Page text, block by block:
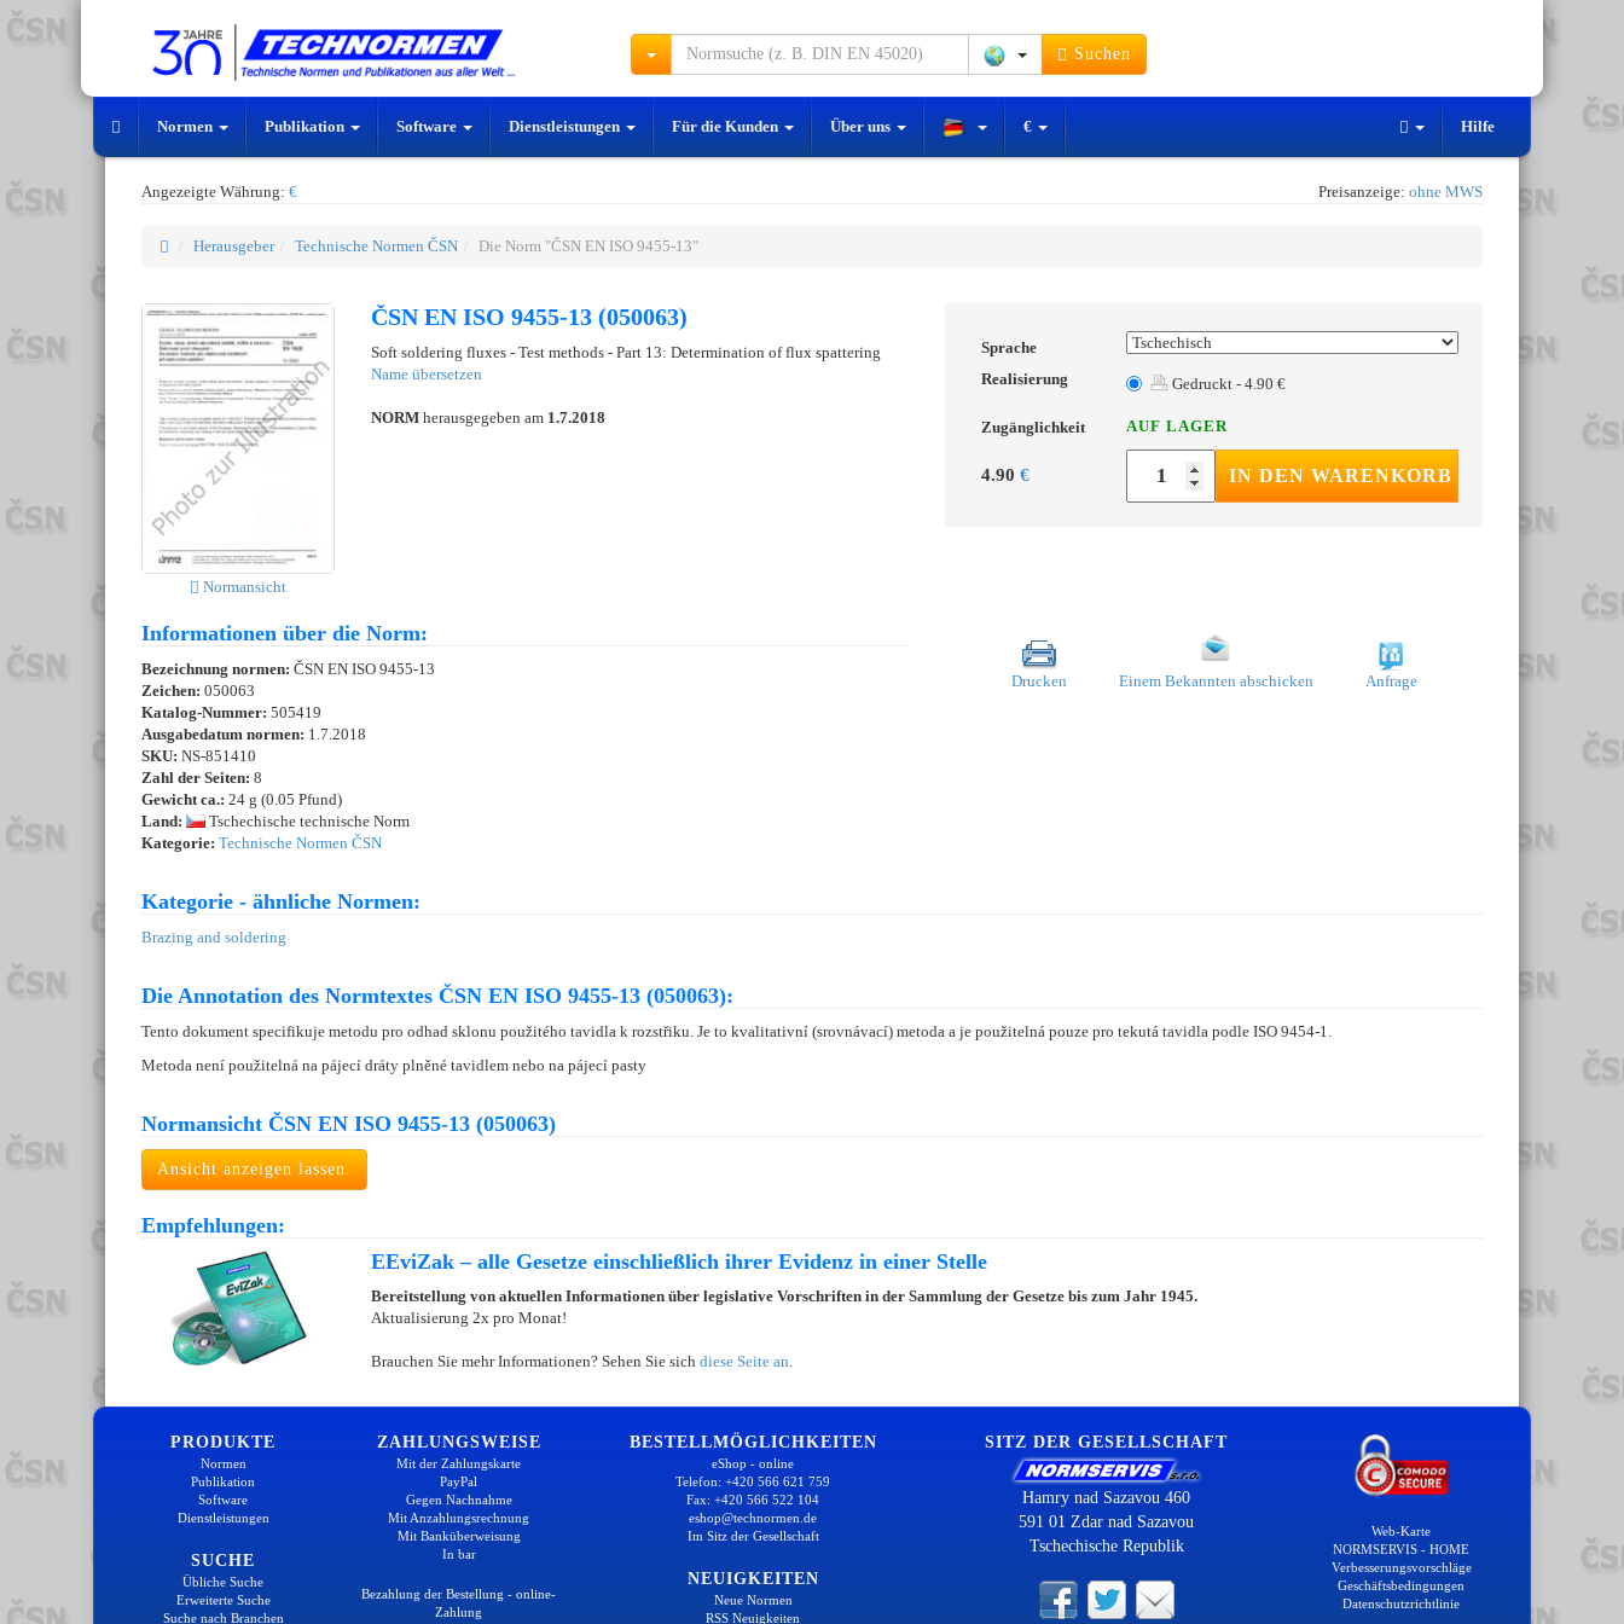
Suchen
Normen Publikation Software Dienstleistungen Für die Kunden Über uns € Hilfe
Angezeigte Währung: € Preisanzeige: ohne MWS
Herausgeber Technische Normen ČSN Die Norm "ČSN EN ISO 9455-13"
Normansicht
ČSN EN ISO 9455-13 (050063)
Soft soldering fluxes - Test methods - Part 13: Determination of flux spattering
Name übersetzen
NORM herausgegeben am 1.7.2018
Sprache
Realisierung
Gedruckt - 4.90 €
Zugänglichkeit AUF LAGER
4.90 € IN DEN WARENKORB
Informationen über die Norm:
Bezeichnung normen: ČSN EN ISO 9455-13
Zeichen: 050063
Katalog-Nummer: 505419
Ausgabedatum normen: 1.7.2018
SKU: NS-851410
Zahl der Seiten: 8
Gewicht ca.: 24 g (0.05 Pfund)
Land:
Tschechische technische Norm
Kategorie: Technische Normen ČSN
Drucken Einem Bekannten abschicken Anfrage
Kategorie - ähnliche Normen:
Brazing and soldering
Die Annotation des Normtextes ČSN EN ISO 9455-13 (050063):
Tento dokument specifikuje metodu pro odhad sklonu použitého tavidla k rozstřiku. Je to kvalitativní (srovnávací) metoda a je použitelná pouze pro tekutá tavidla podle ISO 9454-1.
Metoda není použitelná na pájecí dráty plněné tavidlem nebo na pájecí pasty
Normansicht ČSN EN ISO 9455-13 (050063)
Ansicht anzeigen lassen.
Empfehlungen:
EEviZak – alle Gesetze einschließlich ihrer Evidenz in einer Stelle
Bereitstellung von aktuellen Informationen über legislative Vorschriften in der Sammlung der Gesetze bis zum Jahr 1945.
Aktualisierung 2x pro Monat!
Brauchen Sie mehr Informationen? Sehen Sie sich diese Seite an.
PRODUKTE
Normen
Publikation
Software
Dienstleistungen
SUCHE
Übliche Suche
Erweiterte Suche
Suche nach Branchen
ZAHLUNGSWEISE
Mit der Zahlungskarte
PayPal
Gegen Nachnahme
Mit Anzahlungsrechnung
Mit Banküberweisung
In bar
Bezahlung der Bestellung - online-
Zahlung
BESTELLMÖGLICHKEITEN
eShop - online
Telefon: +420 566 621 759
Fax: +420 566 522 104
eshop@technormen.de
Im Sitz der Gesellschaft
NEUIGKEITEN
Neue Normen
RSS Neuigkeiten
SITZ DER GESELLSCHAFT
Hamry nad Sazavou 460
591 01 Zdar nad Sazavou
Tschechische Republik
Web-Karte
NORMSERVIS - HOME
Verbesserungsvorschläge
Geschäftsbedingungen
Datenschutzrichtlinie